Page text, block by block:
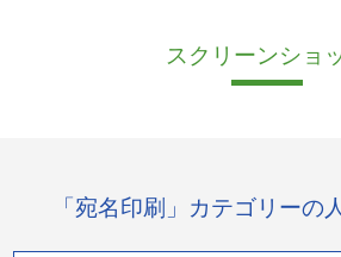
スクリーンショ
「宛名印刷」カテゴリーの